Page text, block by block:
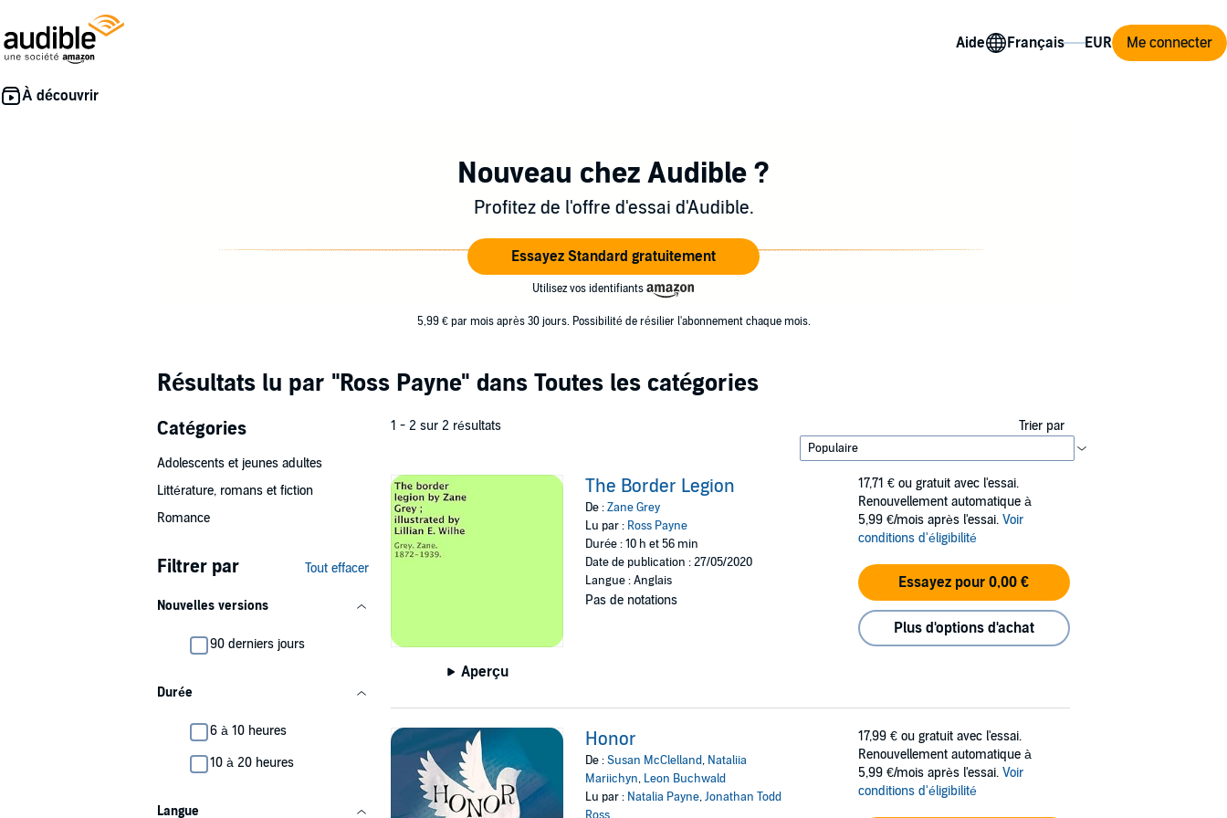
Aide Me connecter
Nouveau chez Audible ?
Profitez de l'offre d'essai d'Audible.
Essayez Standard gratuitement
Utilisez vos identifiants
5,99 € par mois après 30 jours. Possibilité de résilier l'abonnement chaque mois.
Résultats lu par "Ross Payne" dans Toutes les catégories
Catégories
Adolescents et jeunes adultes
Littérature, romans et fiction
Romance
Filtrer par Tout effacer
Nouvelles versions
90 derniers jours
Durée
6 à 10 heures
10 à 20 heures
Langue
1 - 2 sur 2 résultats Trier par
Aperçu
The Border Legion
De :Zane Grey
Lu par : Ross Payne
Durée : 10 h et 56 min
Date de publication : 27/05/2020
Langue : Anglais
Pas de notations
17,71 € ou gratuit avec l'essai.
Renouvellement automatique à
5,99 €/mois après l'essai. Voir
conditions d'éligibilité
Essayez pour 0,00 €
Plus d'options d'achat
Honor
De :Susan McClelland, Nataliia
Mariichyn, Leon Buchwald
Lu par : Natalia Payne,Jonathan Todd
17,99 € ou gratuit avec l'essai.
Renouvellement automatique à
5,99 €/mois après l'essai. Voir
conditions d'éligibilité